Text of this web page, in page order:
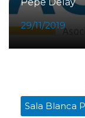
29/11/2019
Sala Blanca